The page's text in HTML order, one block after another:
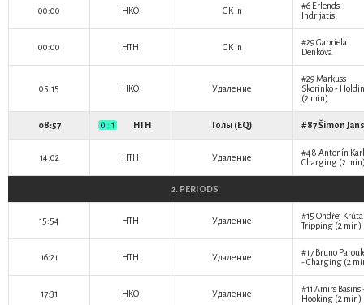
00:00 HKO GK In #6 Erlends
Indrijatis
00:00 HTH GK In #29Gabriela
Denková
05:15 HKO Удаление
#29Markuss
Skorinko-
(2 min)
08:57 0 : 1 HTH Голы (EQ) #87Šimon
14:02 HTH Удаление #48 Antonín Karl
Charging (2
2. PERIODS
15:54 HTH Удаление #15 Ondřej Krůta
Tripping (2 min)
16:21 HTH Удаление #17 Bruno
- Charging (2
17:31 HKO Удаление #11 Amirs Basins
Hooking (2 min)